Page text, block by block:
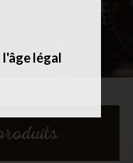
l'âge légal